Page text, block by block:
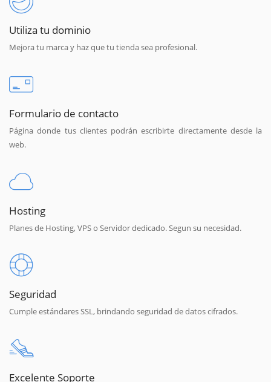
Utiliza tu dominio
Mejora tu marca y haz que tu tienda sea profesional.
Formulario de contacto
Página donde tus clientes podrán escribirte directamente desde la
web.
Hosting
Planes de Hosting, VPS o Servidor dedicado. Segun su necesidad.
Seguridad
Cumple estándares SSL, brindando seguridad de datos cifrados.
Excelente Soporte